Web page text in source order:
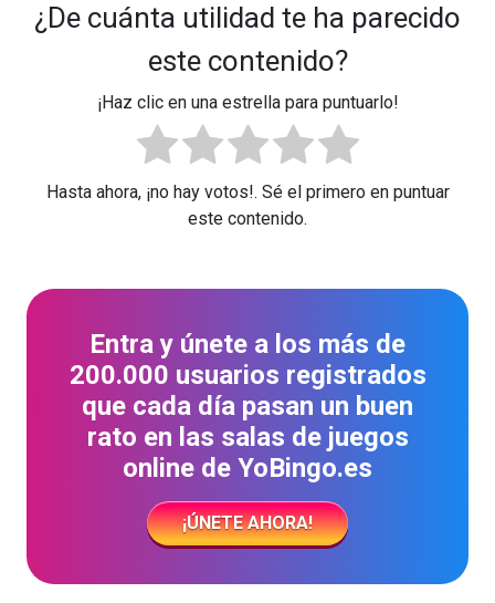
¿De cuánta utilidad te ha parecido
este contenido?
¡Haz clic en una estrella para puntuarlo!
Hasta ahora, ¡no hay votos!. Sé el primero en puntuar
este contenido.
Entra y únete a los más de
200.000 usuarios registrados
que cada día pasan un buen
rato en las salas de juegos
online de YoBingo.es
¡ÚNETE AHORA!